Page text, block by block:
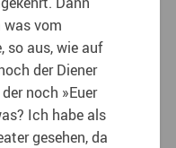
was vom
so aus, wie auf
der Diener
noch »Euer
Ich habe als
gesehen, da